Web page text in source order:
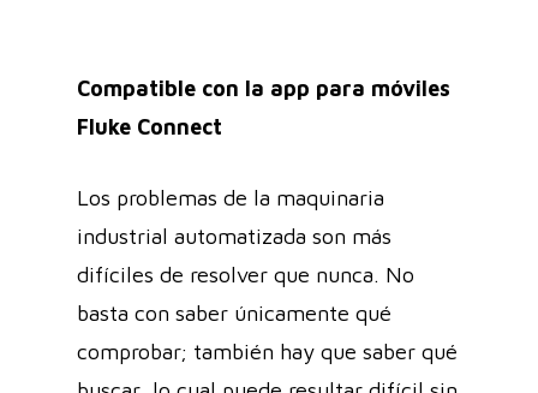
Compatible con la app para móviles
Fluke Connect
Los problemas de la maquinaria
industrial automatizada son más
difíciles de resolver que nunca. No
basta con saber únicamente qué
comprobar; también hay que saber qué